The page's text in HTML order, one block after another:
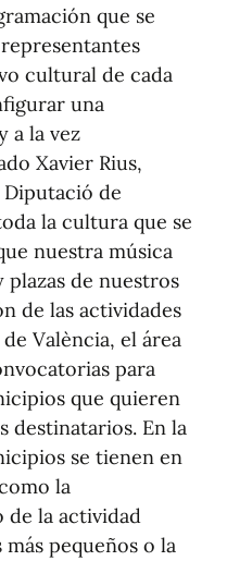
que se
cultural de cada
una
a la vez
Xavier Rius,
de
la cultura que se
nuestra música
plazas de nuestros
de las actividades
València, el área
para
que quieren
destinatarios. En la
se tienen en
la
la actividad
pequeños o la